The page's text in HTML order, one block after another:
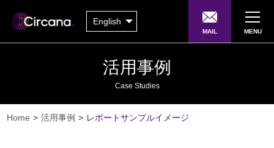
English
MAIL MENU
活用事例
Case Studies
Home > 活用事例 > レポートサンプルイメージ